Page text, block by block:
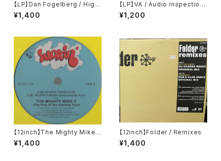
【LP】Dan Fogelberg / High
Country Snows
¥1,400
【LP】VA / Audio Inspection
Vol. 1
¥1,200
【12inch】The Mighty Mike
C / (I'm) Stupid Fresh
¥1,400
【12inch】Folder / Remixes
¥1,400